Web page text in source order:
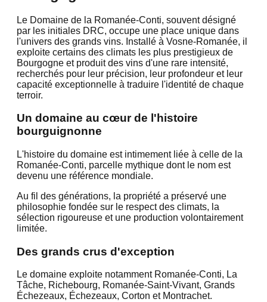
Le Domaine de la Romanée-Conti, souvent désigné
par les initiales DRC, occupe une place unique dans
l'univers des grands vins. Installé à Vosne-Romanée, il
exploite certains des climats les plus prestigieux de
Bourgogne et produit des vins d'une rare intensité,
recherchés pour leur précision, leur profondeur et leur
capacité exceptionnelle à traduire l'identité de chaque
terroir.
Un domaine au cœur de l'histoire
bourguignonne
L'histoire du domaine est intimement liée à celle de la
Romanée-Conti, parcelle mythique dont le nom est
devenu une référence mondiale.
Au fil des générations, la propriété a préservé une
philosophie fondée sur le respect des climats, la
sélection rigoureuse et une production volontairement
limitée.
Des grands crus d'exception
Le domaine exploite notamment Romanée-Conti, La
Tâche, Richebourg, Romanée-Saint-Vivant, Grands
Échezeaux, Échezeaux, Corton et Montrachet.